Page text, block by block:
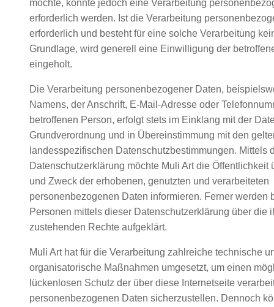
möchte, könnte jedoch eine Verarbeitung
erforderlich werden. Ist die Verarbeitung
erforderlich und besteht für eine solche Verarbeitung
Grundlage, wird generell eine Einwilligung der
eingeholt.
Die Verarbeitung personenbezogener Daten,
Namens, der Anschrift, E-Mail-Adresse oder
betroffenen Person, erfolgt stets im Einklang mit der
Grundverordnung und in Übereinstimmung mit den
landesspezifischen Datenschutzbestimmungen. Mittels
Datenschutzerklärung möchte Muli Art die Öffentlichkeit
und Zweck der erhobenen, genutzten und verarbeiteten
personenbezogenen Daten informieren. Ferner werden
Personen mittels dieser Datenschutzerklärung über die
zustehenden Rechte aufgeklärt.
Muli Art hat für die Verarbeitung zahlreiche technische
organisatorische Maßnahmen umgesetzt, um einen
lückenlosen Schutz der über diese Internetseite
personenbezogenen Daten sicherzustellen. Dennoch